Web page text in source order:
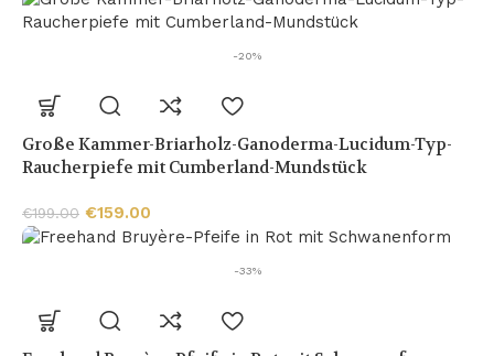
-20%
Große Kammer-Briarholz-Ganoderma-Lucidum-Typ-
Raucherpiefe mit Cumberland-Mundstück
€199.00 €159.00
-33%